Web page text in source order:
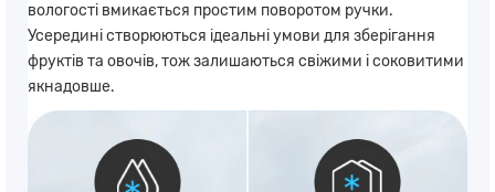
вологості вмикається простим поворотом ручки.
Усередині створюються ідеальні умови для зберігання
фруктів та овочів, тож залишаються свіжими і соковитими
якнадовше.